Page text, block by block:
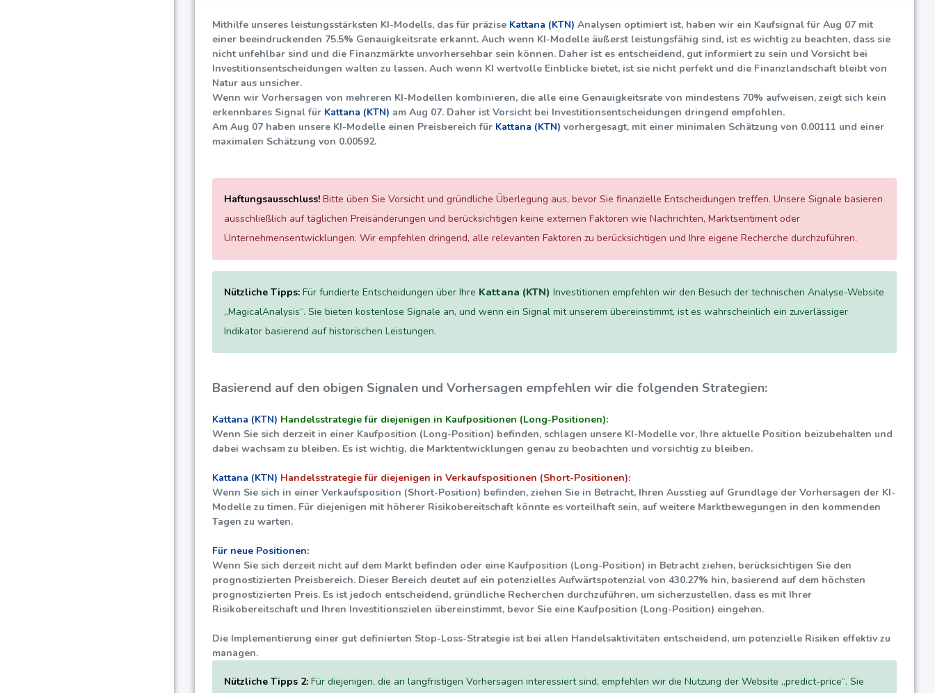
Mithilfe unseres leistungsstärksten KI-Modells, das für präzise Kattana (KTN) Analysen optimiert ist, haben wir ein Kaufsignal für Aug 07 mit
einer beeindruckenden 75.5% Genauigkeitsrate erkannt. Auch wenn KI-Modelle äußerst leistungsfähig sind, ist es wichtig zu beachten, dass sie
nicht unfehlbar sind und die Finanzmärkte unvorhersehbar sein können. Daher ist es entscheidend, gut informiert zu sein und Vorsicht bei
Investitionsentscheidungen walten zu lassen. Auch wenn KI wertvolle Einblicke bietet, ist sie nicht perfekt und die Finanzlandschaft bleibt von
Natur aus unsicher.
Wenn wir Vorhersagen von mehreren KI-Modellen kombinieren, die alle eine Genauigkeitsrate von mindestens 70% aufweisen, zeigt sich kein
erkennbares Signal für Kattana (KTN) am Aug 07. Daher ist Vorsicht bei Investitionsentscheidungen dringend empfohlen.
Am Aug 07 haben unsere KI-Modelle einen Preisbereich für Kattana (KTN) vorhergesagt, mit einer minimalen Schätzung von 0.00111 und einer
maximalen Schätzung von 0.00592.
Haftungsausschluss! Bitte üben Sie Vorsicht und gründliche Überlegung aus, bevor Sie finanzielle Entscheidungen treffen. Unsere Signale basieren
ausschließlich auf täglichen Preisänderungen und berücksichtigen keine externen Faktoren wie Nachrichten, Marktsentiment oder
Unternehmensentwicklungen. Wir empfehlen dringend, alle relevanten Faktoren zu berücksichtigen und Ihre eigene Recherche durchzuführen.
Nützliche Tipps: Für fundierte Entscheidungen über Ihre Kattana (KTN) Investitionen empfehlen wir den Besuch der technischen Analyse-Website
„MagicalAnalysis“. Sie bieten kostenlose Signale an, und wenn ein Signal mit unserem übereinstimmt, ist es wahrscheinlich ein zuverlässiger
Indikator basierend auf historischen Leistungen.
Basierend auf den obigen Signalen und Vorhersagen empfehlen wir die folgenden Strategien:
Kattana (KTN) Handelsstrategie für diejenigen in Kaufpositionen (Long-Positionen):
Wenn Sie sich derzeit in einer Kaufposition (Long-Position) befinden, schlagen unsere KI-Modelle vor, Ihre aktuelle Position beizubehalten und
dabei wachsam zu bleiben. Es ist wichtig, die Marktentwicklungen genau zu beobachten und vorsichtig zu bleiben.
Kattana (KTN) Handelsstrategie für diejenigen in Verkaufspositionen (Short-Positionen):
Wenn Sie sich in einer Verkaufsposition (Short-Position) befinden, ziehen Sie in Betracht, Ihren Ausstieg auf Grundlage der Vorhersagen der KI-
Modelle zu timen. Für diejenigen mit höherer Risikobereitschaft könnte es vorteilhaft sein, auf weitere Marktbewegungen in den kommenden
Tagen zu warten.
Für neue Positionen:
Wenn Sie sich derzeit nicht auf dem Markt befinden oder eine Kaufposition (Long-Position) in Betracht ziehen, berücksichtigen Sie den
prognostizierten Preisbereich. Dieser Bereich deutet auf ein potenzielles Aufwärtspotenzial von 430.27% hin, basierend auf dem höchsten
prognostizierten Preis. Es ist jedoch entscheidend, gründliche Recherchen durchzuführen, um sicherzustellen, dass es mit Ihrer
Risikobereitschaft und Ihren Investitionszielen übereinstimmt, bevor Sie eine Kaufposition (Long-Position) eingehen.
Die Implementierung einer gut definierten Stop-Loss-Strategie ist bei allen Handelsaktivitäten entscheidend, um potenzielle Risiken effektiv zu
managen.
Nützliche Tipps 2: Für diejenigen, die an langfristigen Vorhersagen interessiert sind, empfehlen wir die Nutzung der Website „predict-price“. Sie